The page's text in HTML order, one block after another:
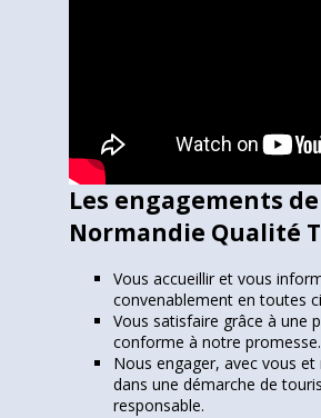
Les engagements de
Normandie Qualité
Vous accueillir et vous
convenablement en toutes
Vous satisfaire grâce à une
conforme à notre promesse.
Nous engager, avec vous et
dans une démarche de
responsable.